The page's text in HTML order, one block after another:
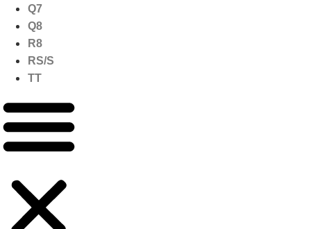
Q7
Q8
R8
RS/S
TT